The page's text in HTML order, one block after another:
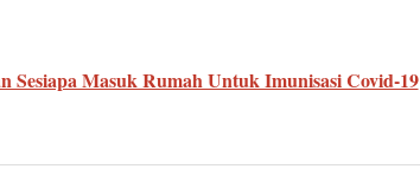
Sesiapa Masuk Rumah Untuk Imunisasi Covid-19